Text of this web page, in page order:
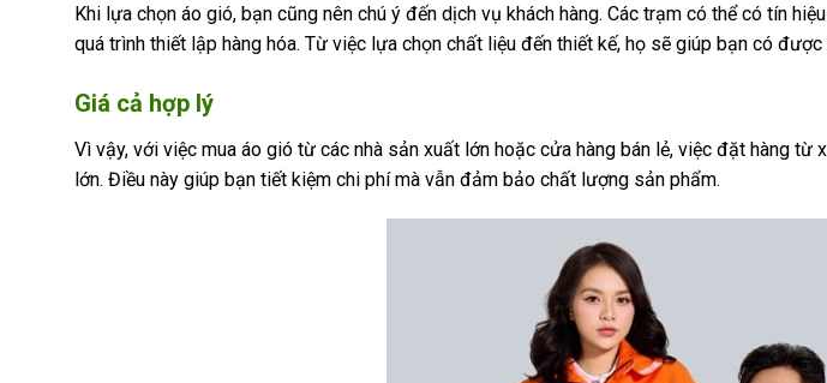
Khi lựa chọn áo gió, bạn cũng nên chú ý đến dịch vụ khách hàng. Các trạm có thể có tín
quá trình thiết lập hàng hóa. Từ việc lựa chọn chất liệu đến thiết kế, họ sẽ giúp bạn có
Giá cả hợp lý
Vì vậy, với việc mua áo gió từ các nhà sản xuất lớn hoặc cửa hàng bán lẻ, việc đặt hàng
lớn. Điều này giúp bạn tiết kiệm chi phí mà vẫn đảm bảo chất lượng sản phẩm.